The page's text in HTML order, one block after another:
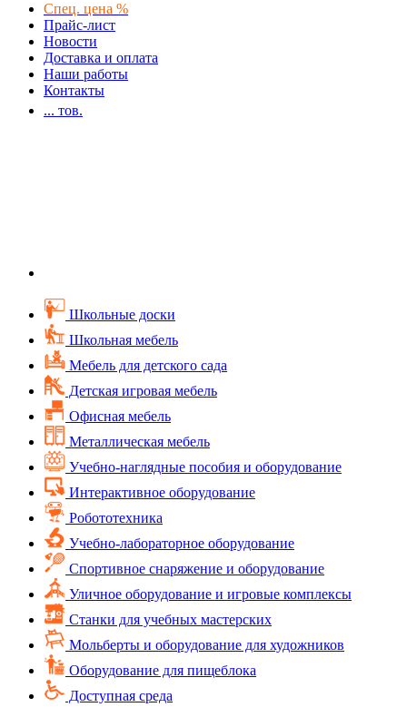
Спец. цена %
Прайс-лист
Новости
Доставка и оплата
Наши работы
Контакты
... тов.
Школьные доски
Школьная мебель
Мебель для детского сада
Детская игровая мебель
Офисная мебель
Металлическая мебель
Учебно-наглядные пособия и оборудование
Интерактивное оборудование
Робототехника
Учебно-лабораторное оборудование
Спортивное снаряжение и оборудование
Уличное оборудование и игровые комплексы
Cтанки для учебных мастерских
Мольберты и оборудование для художников
Оборудование для пищеблока
Доступная среда